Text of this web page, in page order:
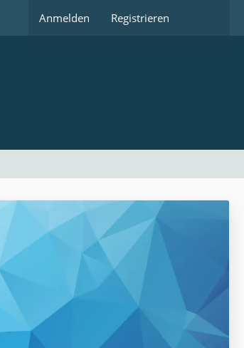
Anmelden Registrieren